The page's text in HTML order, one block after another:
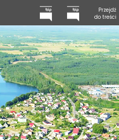
Przejdź
do treści